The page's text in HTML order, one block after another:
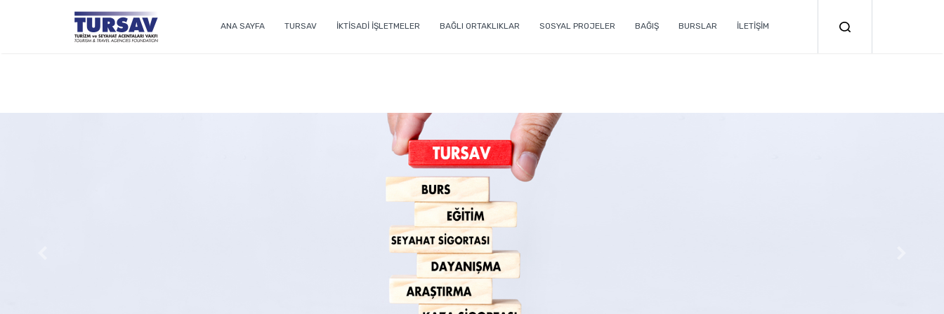
ANA SAYFA TURSAV İKTİSADİ İŞLETMELER BAĞLI ORTAKLIKLAR SOSYAL PROJELER BAĞIŞ BURSLAR İLETİŞİM